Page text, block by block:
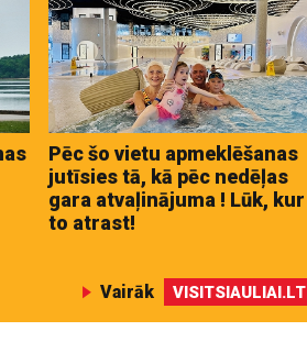
Pēc šo vietu apmeklēšanas
jutīsies tā, kā pēc nedēļas
gara atvaļinājuma ! Lūk, kur
to atrast!
Vairāk VISITSIAULIAI.LT